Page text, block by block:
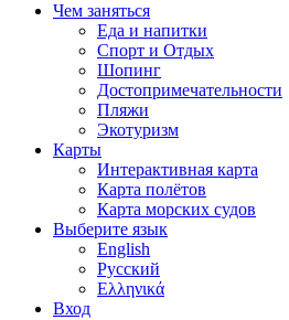
Чем заняться
Еда и напитки
Спорт и Отдых
Шопинг
Достопримечательности
Пляжи
Экотуризм
Карты
Интерактивная карта
Карта полётов
Карта морских судов
Выберите язык
English
Русский
Ελληνικά
Вход